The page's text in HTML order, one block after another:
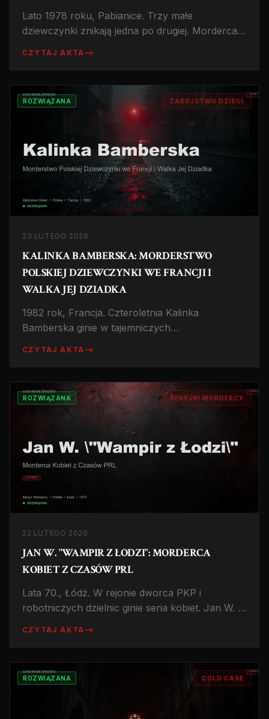
Lato 1978 roku, Pabianice. Trzy małe
dziewczynki znikają jedna po drugiej. Morderca,
CZYTAJ AKTA
ROZWIĄZANA ZABÓJSTWO DZIECI
23 LUTEGO 2026
KALINKA BAMBERSKA: MORDERSTWO
POLSKIEJ DZIEWCZYNKI WE FRANCJI I
WALKA JEJ DZIADKA
1982 rok, Francja. Czteroletnia Kalinka
Bamberska ginie w tajemniczych
CZYTAJ AKTA
ROZWIĄZANA SERYJNI MORDERCY
22 LUTEGO 2026
JAN W. "WAMPIR Z ŁODZI": MORDERCA
KOBIET Z CZASÓW PRL
Lata 70., Łódź. W rejonie dworca PKP i
robotniczych dzielnic ginie seria kobiet. Jan W. –
CZYTAJ AKTA
ROZWIĄZANA COLD CASE